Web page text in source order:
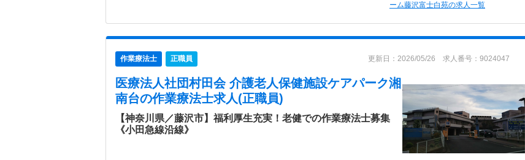
ーム藤沢富士白苑の求人一覧
作業療法士 正職員 更新日：2026/05/26 求人番号：9024047
医療法人社団村田会 介護老人保健施設ケアパーク湘
南台の作業療法士求人(正職員)
【神奈川県／藤沢市】福利厚生充実！老健での作業療法士募集
《小田急線沿線》